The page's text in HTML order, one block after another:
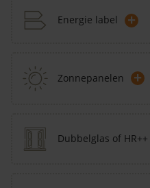
Energie label +
Zonnepanelen +
Dubbelglas of HR++